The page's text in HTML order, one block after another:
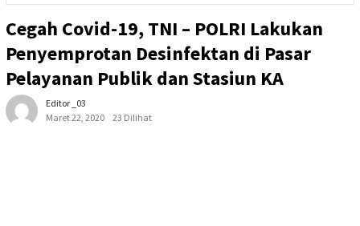
Cegah Covid-19, TNI – POLRI Lakukan
Penyemprotan Desinfektan di Pasar
Pelayanan Publik dan Stasiun KA
Editor _03
Maret 22, 2020
23 Dilihat